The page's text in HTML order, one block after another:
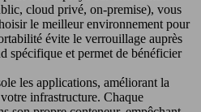
cloud privé, on-premise), vous
le meilleur environnement pour
évite le verrouillage auprès
spécifique et permet de bénéficier
les applications, améliorant la
infrastructure. Chaque